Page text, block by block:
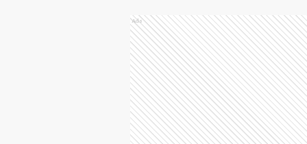
Ads